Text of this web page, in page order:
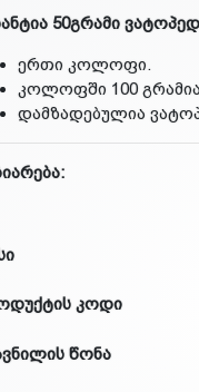
50გრამი
ერთი კოლოფი.
კოლოფში 100
დამზადებულია
კოდი
წონა